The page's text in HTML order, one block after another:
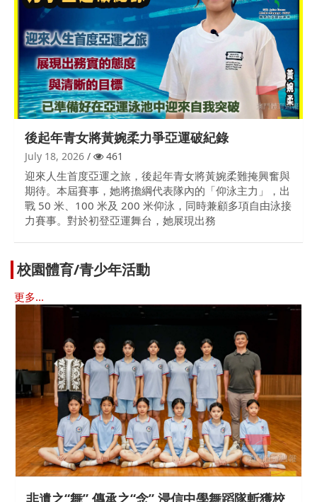
後起年青女將黃婉柔力爭亞運破紀錄
July 18, 2026 461
迎來人生首度亞運之旅，後起年青女將黃婉柔難掩興奮與
期待。本屆賽事，她將擔綱代表隊內的「仰泳主力」，出
戰 50 米、100 米及 200 米仰泳，同時兼顧多項自由泳接
力賽事。對於初登亞運舞台，她展現出務
校園體育/青少年活動
更多...
非遺之“舞” 傳承之“念” 浸信中學舞蹈隊斬獲校